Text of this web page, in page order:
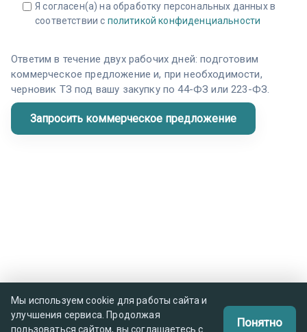
Я согласен(а) на обработку персональных данных в
соответствии с политикой конфиденциальности
Ответим в течение двух рабочих дней: подготовим
коммерческое предложение и, при необходимости,
черновик ТЗ под вашу закупку по 44-ФЗ или 223-ФЗ.
Мы используем cookie для работы сайта и
улучшения сервиса. Продолжая
пользоваться сайтом, вы соглашаетесь с
Понятно